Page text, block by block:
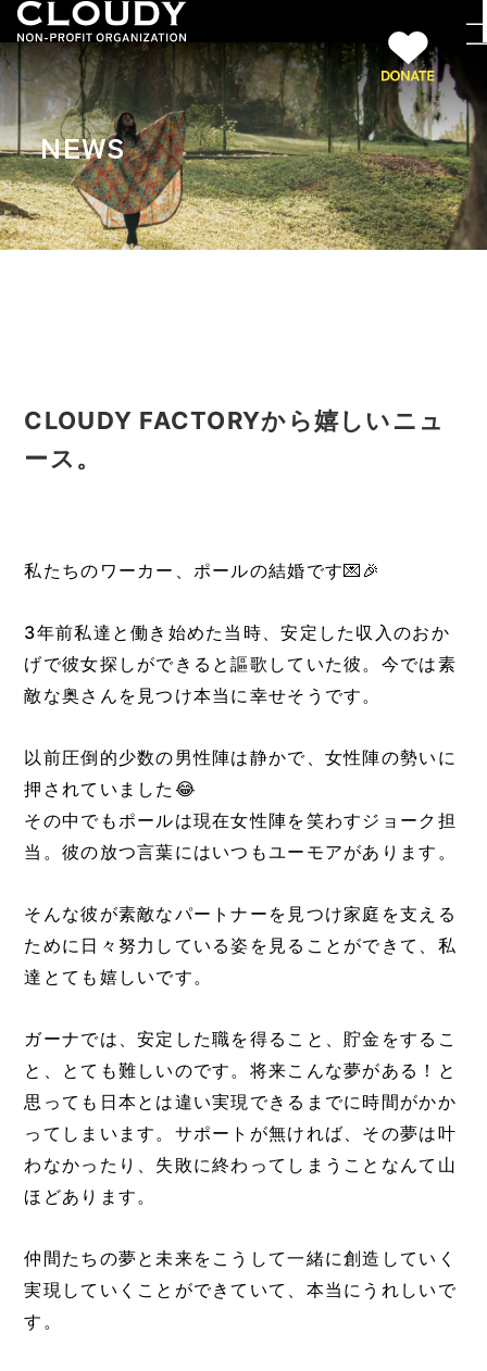
NEWS
CLOUDY FACTORYから嬉しいニュ
ース。
私たちのワーカー、ポールの結婚です💌🎉
3年前私達と働き始めた当時、安定した収入のおか
げで彼女探しができると謳歌していた彼。今では素
敵な奥さんを見つけ本当に幸せそうです。
以前圧倒的少数の男性陣は静かで、女性陣の勢いに
押されていました😂
その中でもポールは現在女性陣を笑わすジョーク担
当。彼の放つ言葉にはいつもユーモアがあります。
そんな彼が素敵なパートナーを見つけ家庭を支える
ために日々努力している姿を見ることができて、私
達とても嬉しいです。
ガーナでは、安定した職を得ること、貯金をするこ
と、とても難しいのです。将来こんな夢がある！と
思っても日本とは違い実現できるまでに時間がかか
ってしまいます。サポートが無ければ、その夢は叶
わなかったり、失敗に終わってしまうことなんて山
ほどあります。
仲間たちの夢と未来をこうして一緒に創造していく
実現していくことができていて、本当にうれしいで
す。